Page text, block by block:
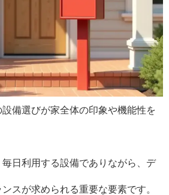
備選びが家全体の印象や機能性を
日利用する設備でありながら、デ
スが求められる重要な要素です。